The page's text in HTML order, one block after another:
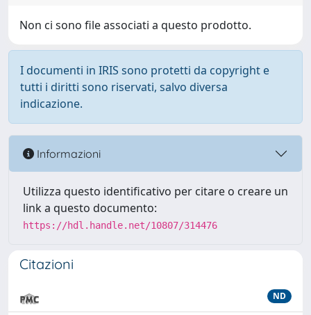
Non ci sono file associati a questo prodotto.
I documenti in IRIS sono protetti da copyright e
tutti i diritti sono riservati, salvo diversa
indicazione.
Informazioni
Utilizza questo identificativo per citare o creare un
link a questo documento:
https://hdl.handle.net/10807/314476
Citazioni
ND